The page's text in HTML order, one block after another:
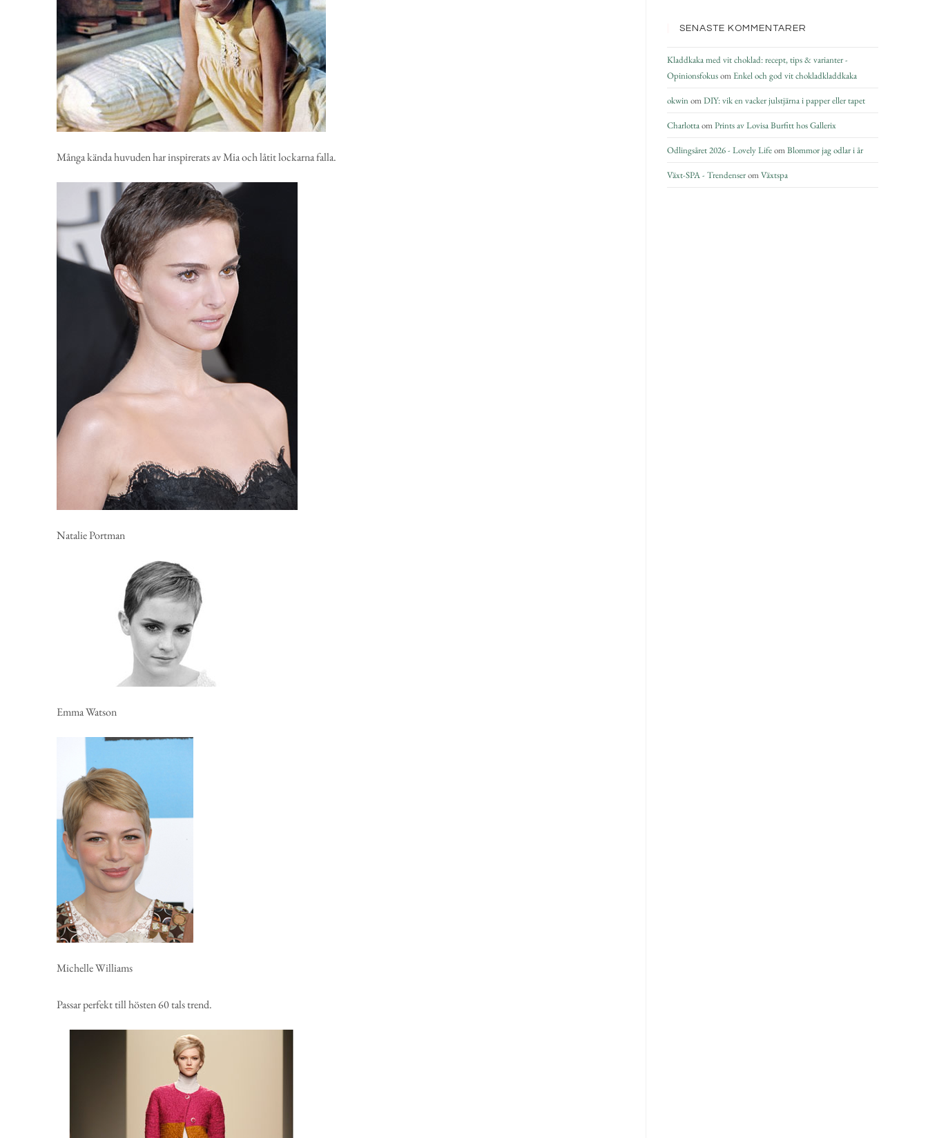
Många kända huvuden har inspirerats av Mia och låtit lockarna falla.
Natalie Portman
Emma Watson
Michelle Williams
Passar perfekt till hösten 60 tals trend.
SENASTE KOMMENTARER
Kladdkaka med vit choklad: recept, tips & varianter -
OpinionsfokusomEnkel och god vit chokladkladdkaka
okwinomDIY: vik en vacker julstjärna i papper eller tapet
CharlottaomPrints av Lovisa Burfitt hos Gallerix
Odlingsåret 2026 - Lovely LifeomBlommor jag odlar i år
Växt-SPA - TrendenseromVäxtspa